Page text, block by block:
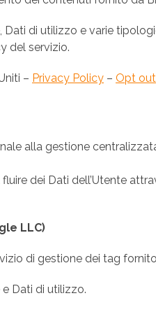
Dati di utilizzo e varie
del servizio.
– Privacy Policy – Opt out
alla gestione
dei Dati dell’Utente
LLC)
di gestione dei tag
Dati di utilizzo.